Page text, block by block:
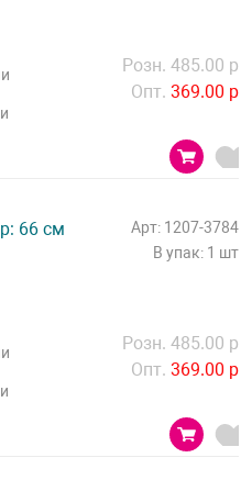
Розн. 485.00 р
Опт. 369.00 р
66 см
Арт: 1207-3784
В упак: 1 шт
Розн. 485.00 р
Опт. 369.00 р